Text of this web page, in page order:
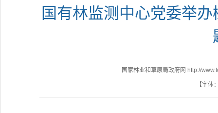
国有林监测中心党委举
国家林业和草原局政府网 http://
【字体